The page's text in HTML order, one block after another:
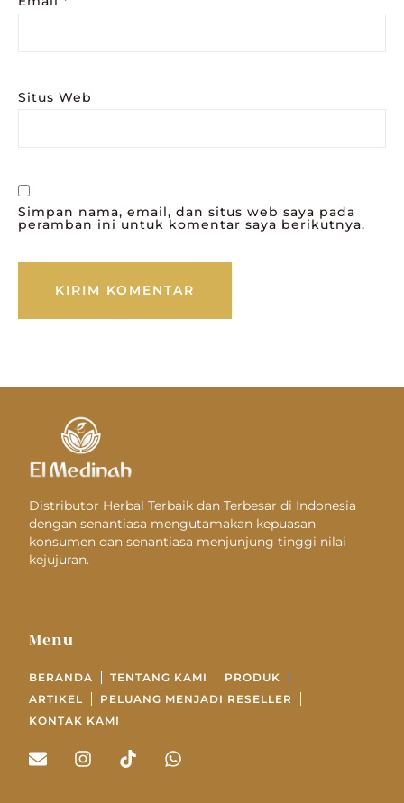
Situs Web
Simpan nama, email, dan situs web saya pada
peramban ini untuk komentar saya berikutnya.
Distributor Herbal Terbaik dan Terbesar di Indonesia
dengan senantiasa mengutamakan kepuasan
konsumen dan senantiasa menjunjung tinggi nilai
kejujuran.
Menu
BERANDA TENTANG KAMI
PRODUK
ARTIKEL
PELUANG MENJADI RESELLER
KONTAK KAMI